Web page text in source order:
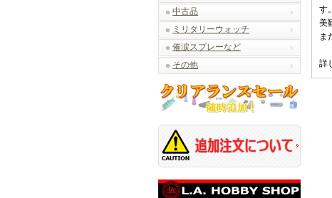
中古品
ミリタリーウォッチ
催涙スプレーなど
その他
す。
美
ま
詳